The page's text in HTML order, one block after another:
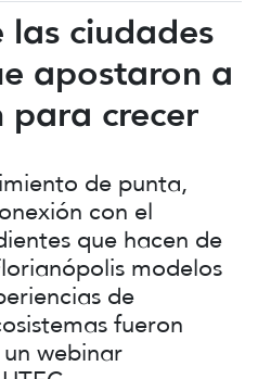
las ciudades
apostaron a
para crecer
de punta,
con el
que hacen de
modelos
de
fueron
webinar